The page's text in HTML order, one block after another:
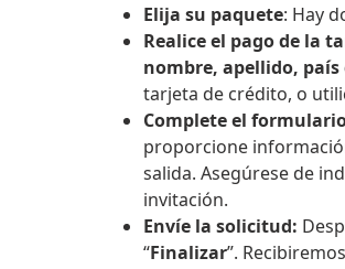
Elija su paquete: Hay
Realice el pago de la
nombre, apellido,
tarjeta de crédito, o
Complete el
proporcione
salida. Asegúrese de
invitación.
Envíe la solicitud:
“Finalizar”.